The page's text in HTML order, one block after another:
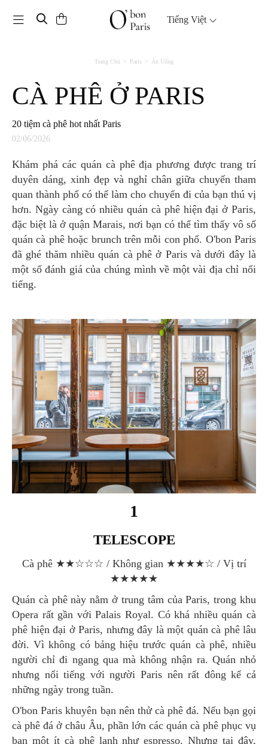
Toggle navigation Tiếng Việt
Trang Chủ Paris Ăn Uống
CÀ PHÊ Ở PARIS
20 tiệm cà phê hot nhất Paris
02/06/2026
Khám phá các quán cà phê địa phương được trang trí
duyên dáng, xinh đẹp và nghỉ chân giữa chuyến tham
quan thành phố có thể làm cho chuyến đi của bạn thú vị
hơn. Ngày càng có nhiều quán cà phê hiện đại ở Paris,
đặc biệt là ở quận Marais, nơi bạn có thể tìm thấy vô số
quán cà phê hoặc brunch trên mỗi con phố. O'bon Paris
đã ghé thăm nhiều quán cà phê ở Paris và dưới đây là
một số đánh giá của chúng mình về một vài địa chỉ nổi
tiếng.
1
TELESCOPE
Cà phê ★★☆☆☆ / Không gian ★★★★☆ / Vị trí
★★★★★
Quán cà phê này nằm ở trung tâm của Paris, trong khu
Opera rất gần với Palais Royal. Có khá nhiều quán cà
phê hiện đại ở Paris, nhưng đây là một quán cà phê lâu
đời. Vì không có bảng hiệu trước quán cà phê, nhiều
người chỉ đi ngang qua mà không nhận ra. Quán nhỏ
nhưng nổi tiếng với người Paris nên rất đông kể cả
những ngày trong tuần.
O'bon Paris khuyên bạn nên thử cà phê đá. Nếu bạn gọi
cà phê đá ở châu Âu, phần lớn các quán cà phê phục vụ
bạn một ít cà phê lạnh như espresso. Nhưng tại đây,